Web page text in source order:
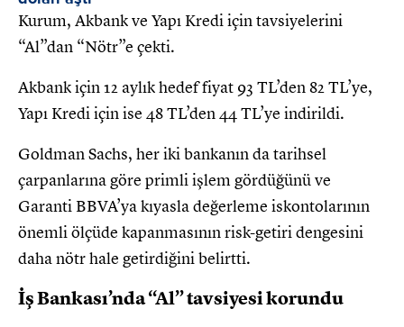
Kurum, Akbank ve Yapı Kredi için tavsiyelerini
“Al”dan “Nötr”e çekti.
Akbank için 12 aylık hedef fiyat 93 TL’den 82 TL’ye,
Yapı Kredi için ise 48 TL’den 44 TL’ye indirildi.
Goldman Sachs, her iki bankanın da tarihsel
çarpanlarına göre primli işlem gördüğünü ve
Garanti BBVA’ya kıyasla değerleme iskontolarının
önemli ölçüde kapanmasının risk-getiri dengesini
daha nötr hale getirdiğini belirtti.
İş Bankası’nda “Al” tavsiyesi korundu